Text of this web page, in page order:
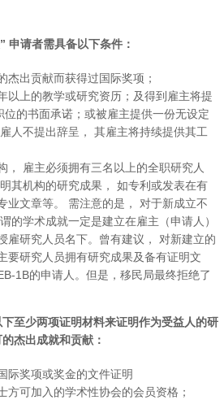
申请者需具备以下条件：
杰出贡献而获得过国际奖项；
以上的教学或研究资历；及得到雇主将提
位的书面承诺；或被雇主提供一份无设定
人不提出辞呈， 其雇主将持续提供其工
， 雇主必须拥有三名以上的全职研究人
其机构的研究成果， 如专利或发表在有
业文章等。 需注意的是， 对于新成立不
的学术成就一定是建立在雇主（申请人）
雇研究人员名下。曾有建议， 对新建立的
要研究人员拥有研究成果及备有证明文
1B的申请人。但是，移民局最终拒绝了
至少两项证明材料来证明作为受益人的研
杰出成就和贡献：
际奖项或奖金的文件证明
方可加入的学术性协会的会员资格；